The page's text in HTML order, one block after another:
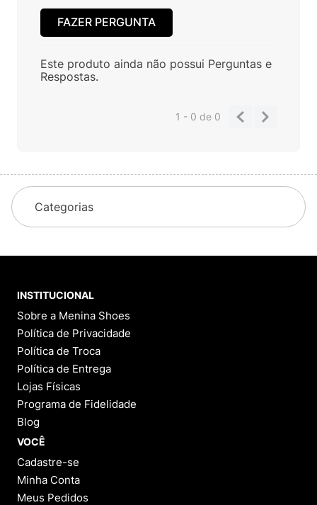
FAZER PERGUNTA
Este produto ainda não possui Perguntas e
Respostas.
1 - 0de 0
Categorias
INSTITUCIONAL
Sobre a Menina Shoes
Política de Privacidade
Política de Troca
Política de Entrega
Lojas Físicas
Programa de Fidelidade
Blog
VOCÊ
Cadastre-se
Minha Conta
Meus Pedidos